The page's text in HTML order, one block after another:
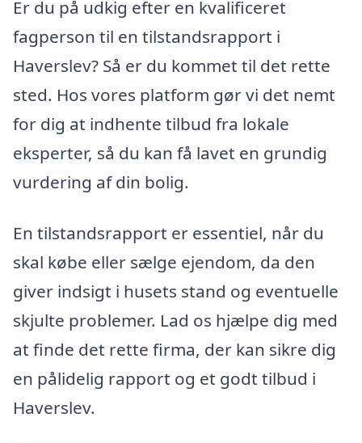
Er du på udkig efter en kvalificeret
fagperson til en tilstandsrapport i
Haverslev? Så er du kommet til det rette
sted. Hos vores platform gør vi det nemt
for dig at indhente tilbud fra lokale
eksperter, så du kan få lavet en grundig
vurdering af din bolig.
En tilstandsrapport er essentiel, når du
skal købe eller sælge ejendom, da den
giver indsigt i husets stand og eventuelle
skjulte problemer. Lad os hjælpe dig med
at finde det rette firma, der kan sikre dig
en pålidelig rapport og et godt tilbud i
Haverslev.